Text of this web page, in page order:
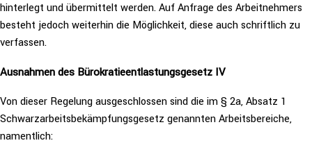
hin­ter­legt und über­mit­telt werden. Auf Anfrage des Arbeit­neh­mers
besteht jedoch weiterhin die Mög­lich­keit, diese auch schrift­lich zu
verfassen.
Ausnahmendes Büro­kra­tie­ent­las­tungs­ge­setz IV
Von dieser Regelung aus­ge­schlos­sen sind die im § 2a, Absatz 1
Schwarz­ar­beits­be­kämp­fungs­ge­setz genannten Arbeits­be­rei­che,
nament­lich: